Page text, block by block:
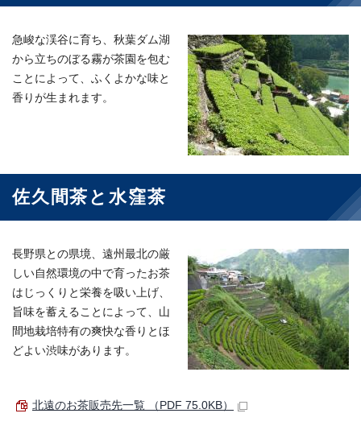
急峻な渓谷に育ち、秋葉ダム湖
から立ちのぼる霧が茶園を包む
ことによって、ふくよかな味と
香りが生まれます。
佐久間茶と水窪茶
長野県との県境、遠州最北の厳
しい自然環境の中で育ったお茶
はじっくりと栄養を吸い上げ、
旨味を蓄えることによって、山
間地栽培特有の爽快な香りとほ
どよい渋味があります。
北遠のお茶販売先一覧 （PDF 75.0KB）